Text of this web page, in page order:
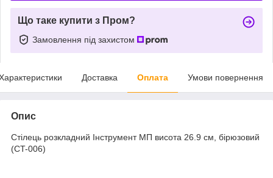
Що таке купити з Пром?
Замовлення під захистом
Доставка Оплата Умови повернення
Опис
Стілець розкладний Інструмент МП висота 26.9 см, бірюзовий
(CT-006)